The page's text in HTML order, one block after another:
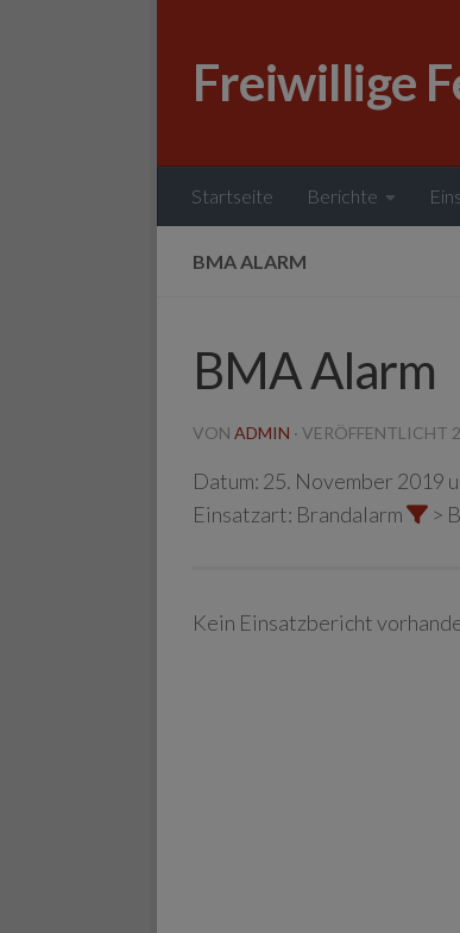
Freiwillige
Startseite Berichte
BMA ALARM
BMA Alarm
VON ADMIN · VERÖFFENTLICHT
Datum: 25. November 2019
Einsatzart: Brandalarm >
Kein Einsatzbericht